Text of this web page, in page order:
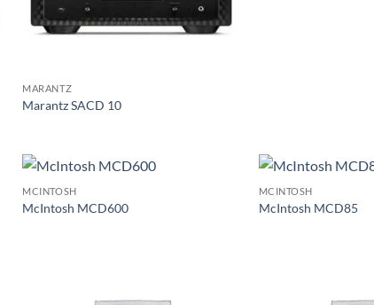
MARANTZ
Marantz SACD 10
MCINTOSH
McIntosh MCD600
MCINTOSH
McIntosh MCD85